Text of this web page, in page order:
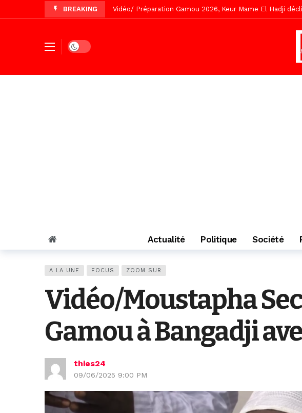
BREAKING Vidéo/ Préparation Gamou 2026, Keur Mame El Hadji
Vidéo/ Contre la violence numérique, 100 adolescents
Vidéo/ Grand Thiès en deuil, Cheikh Ndiaye l’initiateur du
Dark mode
Actualité Politique Société
A LA UNE FOCUS ZOOM SUR
Vidéo/Moustapha
Gamou à Bangadji
thies24
09/06/2025 9:00 PM